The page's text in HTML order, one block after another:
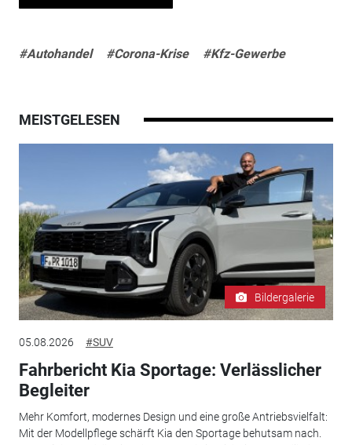
#Autohandel #Corona-Krise #Kfz-Gewerbe
MEISTGELESEN
Bildergalerie
05.08.2026 #SUV
Fahrbericht Kia Sportage: Verlässlicher
Begleiter
Mehr Komfort, modernes Design und eine große Antriebsvielfalt:
Mit der Modellpflege schärft Kia den Sportage behutsam nach.